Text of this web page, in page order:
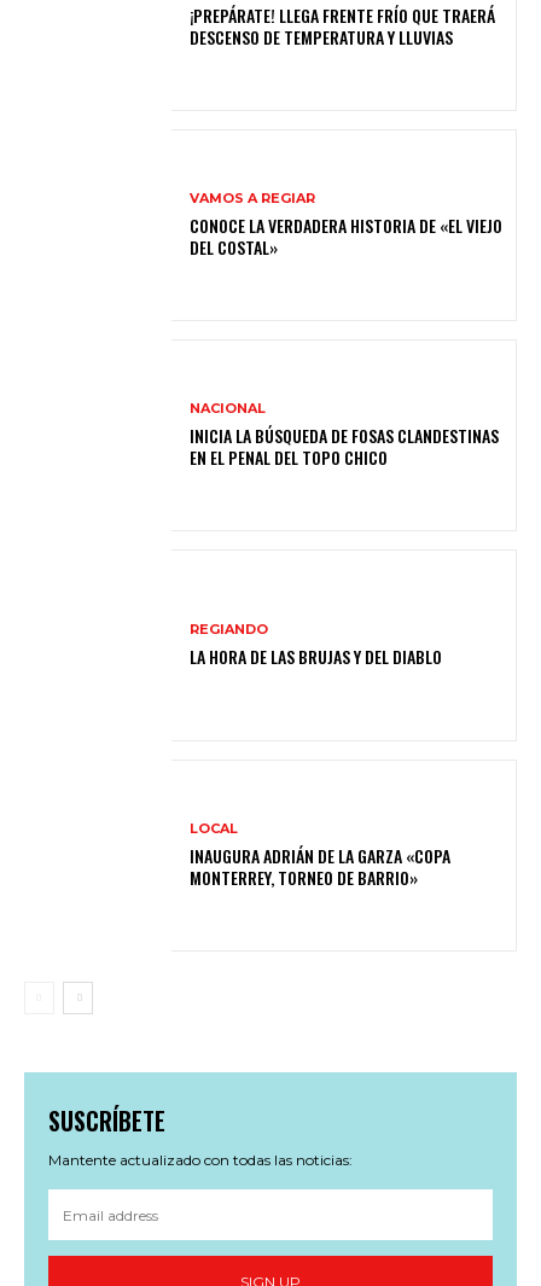
¡PREPÁRATE! LLEGA FRENTE FRÍO QUE TRAERÁ
DESCENSO DE TEMPERATURA Y LLUVIAS
VAMOS A REGIAR
CONOCE LA VERDADERA HISTORIA DE «EL VIEJO
DEL COSTAL»
NACIONAL
INICIA LA BÚSQUEDA DE FOSAS CLANDESTINAS
EN EL PENAL DEL TOPO CHICO
REGIANDO
LA HORA DE LAS BRUJAS Y DEL DIABLO
LOCAL
INAUGURA ADRIÁN DE LA GARZA «COPA
MONTERREY, TORNEO DE BARRIO»
SUSCRÍBETE
Mantente actualizado con todas las noticias:
SIGN UP